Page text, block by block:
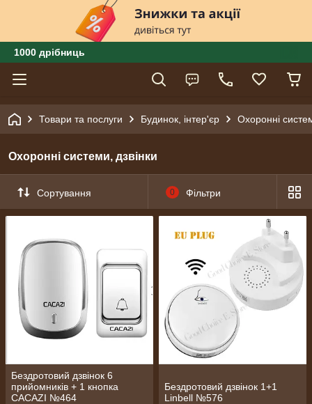
1000 дрібниць
Товари та послуги Будинок, інтер'єр Охоронні
Охоронні системи, дзвінки
Сортування 0 Фільтри
Бездротовий дзвінок 6
прийомників + 1 кнопка
CACAZI №464
Бездротовий дзвінок 1+1
Linbell №576